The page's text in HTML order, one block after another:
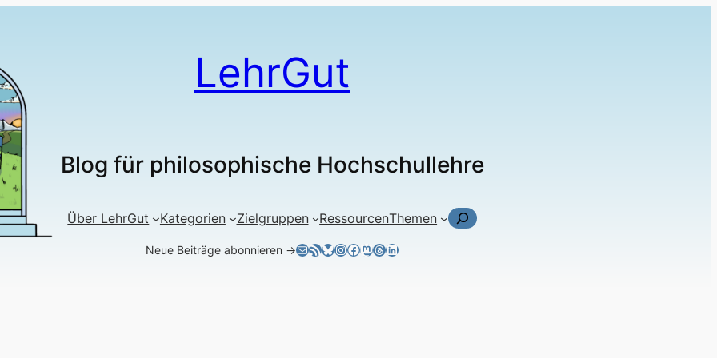
LehrGut
Blog für philosophische Hochschullehre
Über LehrGut Kategorien Zielgruppen RessourcenThemen Suchen
Neue Beiträge abonnieren →E-MailRSS-FeedBluesky
Instagram
Facebook
Mastodon
Threads
LinkedIn